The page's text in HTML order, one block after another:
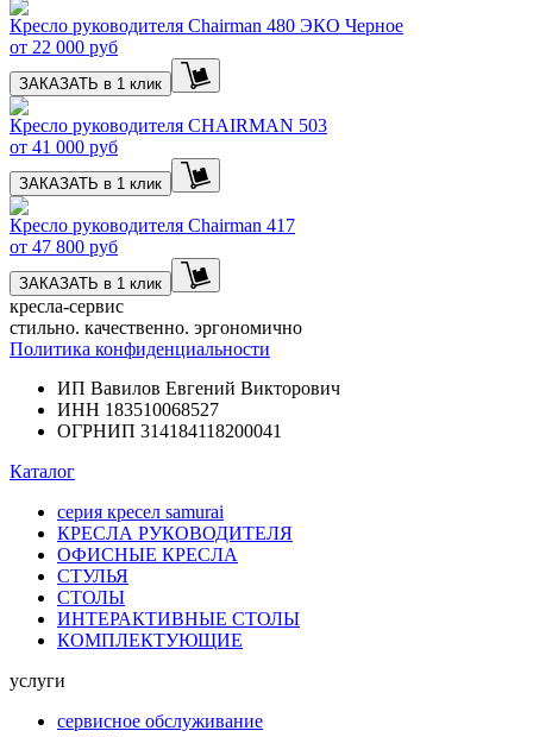
Кресло руководителя Chairman 480 ЭКО Черное
от 22 000 руб
ЗАКАЗАТЬ в 1 клик
Кресло руководителя CHAIRMAN 503
от 41 000 руб
ЗАКАЗАТЬ в 1 клик
Кресло руководителя Chairman 417
от 47 800 руб
ЗАКАЗАТЬ в 1 клик
кресла-сервис
стильно. качественно. эргономично
Политика конфиденциальности
ИП Вавилов Евгений Викторович
ИНН 183510068527
ОГРНИП 314184118200041
Каталог
серия кресел samurai
КРЕСЛА РУКОВОДИТЕЛЯ
ОФИСНЫЕ КРЕСЛА
СТУЛЬЯ
СТОЛЫ
ИНТЕРАКТИВНЫЕ СТОЛЫ
КОМПЛЕКТУЮЩИЕ
услуги
сервисное обслуживание